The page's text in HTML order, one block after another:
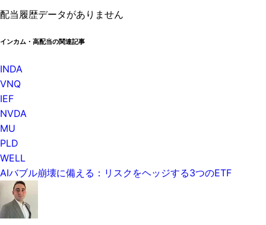
配当履歴データがありません
インカム・高配当の関連記事
INDA
VNQ
IEF
NVDA
MU
PLD
WELL
AIバブル崩壊に備える：リスクをヘッジする3つのETF